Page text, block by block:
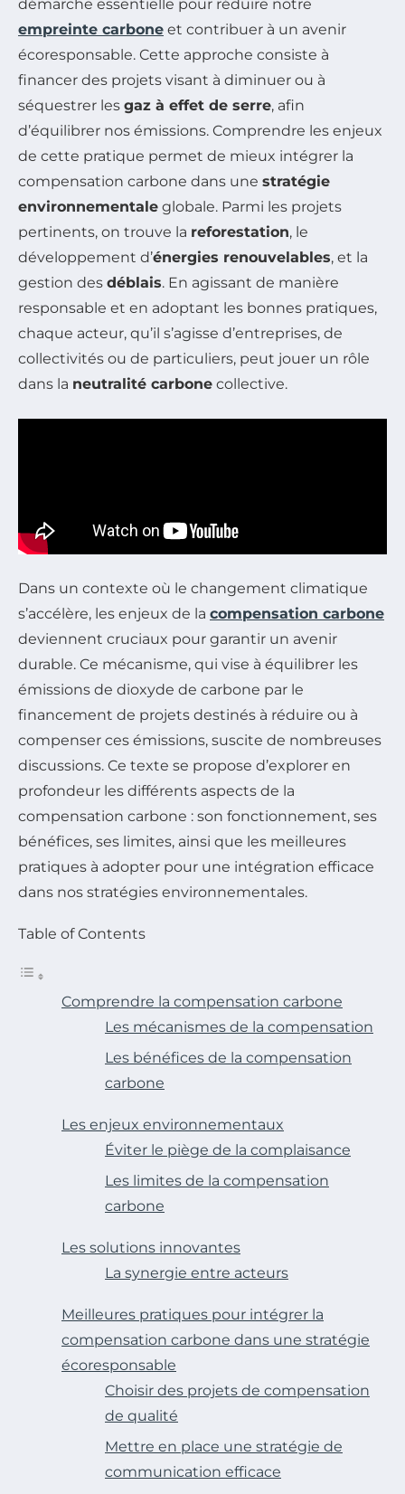
démarche essentielle pour réduire notre
empreinte carbone et contribuer à un avenir
écoresponsable. Cette approche consiste à
financer des projets visant à diminuer ou à
séquestrer les gaz à effet de serre, afin
d’équilibrer nos émissions. Comprendre les enjeux
de cette pratique permet de mieux intégrer la
compensation carbone dans une stratégie
environnementale globale. Parmi les projets
pertinents, on trouve la reforestation, le
développement d’énergies renouvelables, et la
gestion des déblais. En agissant de manière
responsable et en adoptant les bonnes pratiques,
chaque acteur, qu’il s’agisse d’entreprises, de
collectivités ou de particuliers, peut jouer un rôle
dans la neutralité carbone collective.
Dans un contexte où le changement climatique
s’accélère, les enjeux de la compensation carbone
deviennent cruciaux pour garantir un avenir
durable. Ce mécanisme, qui vise à équilibrer les
émissions de dioxyde de carbone par le
financement de projets destinés à réduire ou à
compenser ces émissions, suscite de nombreuses
discussions. Ce texte se propose d’explorer en
profondeur les différents aspects de la
compensation carbone : son fonctionnement, ses
bénéfices, ses limites, ainsi que les meilleures
pratiques à adopter pour une intégration efficace
dans nos stratégies environnementales.
Table of Contents
Comprendre la compensation carbone
Les mécanismes de la compensation
Les bénéfices de la compensation
carbone
Les enjeux environnementaux
Éviter le piège de la complaisance
Les limites de la compensation
carbone
Les solutions innovantes
La synergie entre acteurs
Meilleures pratiques pour intégrer la
compensation carbone dans une stratégie
écoresponsable
Choisir des projets de compensation
de qualité
Mettre en place une stratégie de
communication efficace